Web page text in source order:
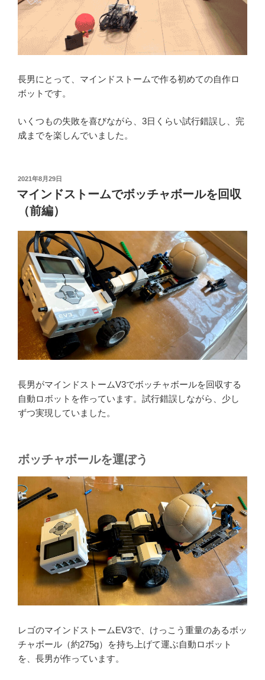
長男にとって、マインドストームで作る初めての自作ロ
ボットです。
いくつもの失敗を喜びながら、3日くらい試行錯誤し、完
成までを楽しんでいました。
投
日:
2021年8月29日
マインドストームでボッチャボールを回収
（前編）
長男がマインドストームV3でボッチャボールを回収する
自動ロボットを作っています。試行錯誤しながら、少し
ずつ実現していました。
ボッチャボールを運ぼう
レゴのマインドストームEV3で、けっこう重量のあるボッ
チャボール（約275g）を持ち上げて運ぶ自動ロボット
を、長男が作っています。